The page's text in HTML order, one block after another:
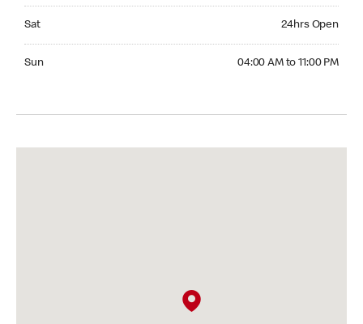
Sat 24hrs Open
Sun 04:00 AM to 11:00 PM